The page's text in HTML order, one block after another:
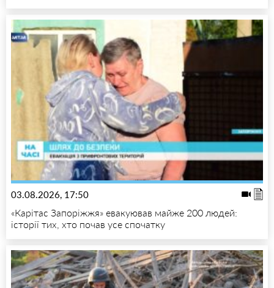
03.08.2026, 17:50
«Карітас Запоріжжя» евакуював майже 200 людей:
історії тих, хто почав усе спочатку